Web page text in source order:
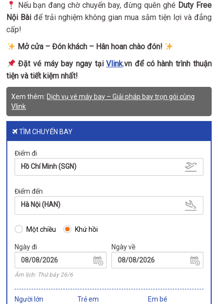
Nếu bạn đang chờ chuyến bay, đừng quên ghé Duty Free
Nội Bài để trải nghiệm không gian mua sắm tiện lợi và đẳng
cấp!
Mở cửa – Đón khách – Hân hoan chào đón!
Đặt vé máy bay ngay tạiVlink.vn để có hành trình thuận
tiện và tiết kiệm nhất!
Xem thêm: Dịch vụ vé máy bay – Giải pháp bay trọn gói cùng
Vlink
TÌM CHUYẾN BAY
Điểm đi
Hồ Chí Minh (SGN)
Điểm đến
Hà Nội (HAN)
Một chiều Khứ hồi
Ngày đi
Âm lịch: Thứ bảy 26/6
Ngày về
Người lớn Trẻ em Em bé